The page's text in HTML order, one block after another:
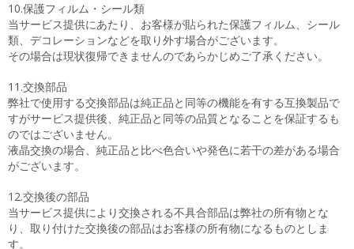
10.保護フィルム・シール類
当サービス提供にあたり、お客様が貼られた保護フィルム、シール
類、デコレーションなどを取り外す場合がございます。
その場合は現状復帰できませんのであらかじめご了承ください。
11.交換部品
弊社で使用する交換部品は純正品と同等の機能を有する互換製品で
すがサービス提供後、純正品と同等の品質となることを保証するも
のではございません。
液晶交換の場合、純正品と比べ色合いや発色に若干の差がある場合
がございます。
12.交換後の部品
当サービス提供により交換される不具合部品は弊社の所有物とな
り、取り付けた交換後の部品はお客様の所有物になるものとしま
す。